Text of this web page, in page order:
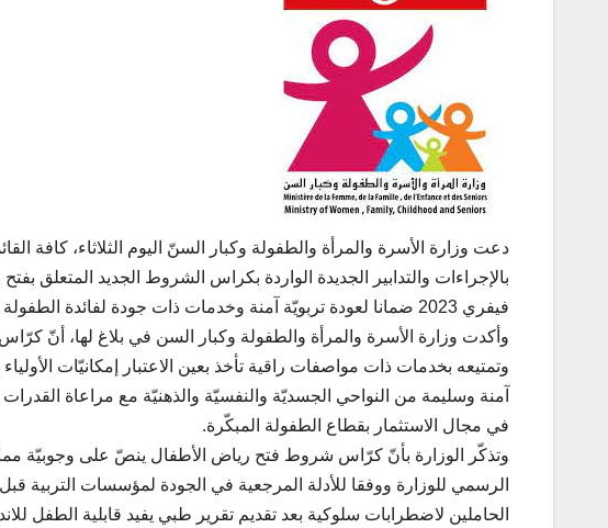
دعت وزارة الأسرة والمرأة والطفولة وكبار السنّ اليوم الثلاثاء، كافة
فيفري 2023 ضمانا لعودة تربويّة آمنة وخدمات ذات جودة لفائدة الطفولة المبكّرة.
وأكدت وزارة الأسرة والمرأة والطفولة وكبار السن في بلاغ لها،
وتمتيعه بخدمات ذات مواصفات راقية تأخذ بعين الاعتبار إمكانيّات
آمنة وسليمة من النواحي الجسديّة والنفسيّة والذهنيّة مع مراعاة
في مجال الاستثمار بقطاع الطفولة المبكّرة.
وتذكّر الوزارة بأنّ كرّاس شروط فتح رياض الأطفال ينصّ على وجوبيّة
الرسمي للوزارة ووفقا للأدلة المرجعية في الجودة لمؤسسات التربية
الحاملين لاضطرابات سلوكية بعد تقديم تقرير طبي يفيد قابلية الطفل